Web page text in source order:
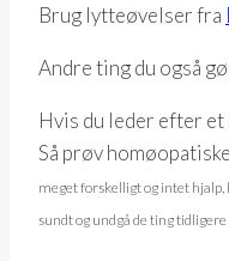
Brug lytteøvelser fra
Andre ting du også
Hvis du leder efter
Så prøv
meget forskelligt og intet hjalp,
sundt og undgå de ting